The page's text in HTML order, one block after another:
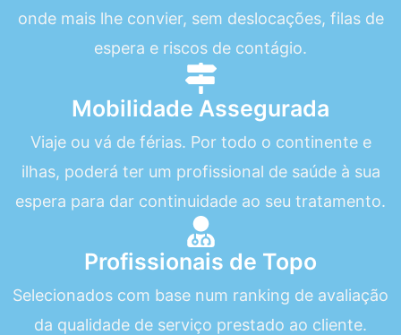
onde mais lhe convier, sem deslocações, filas de
espera e riscos de contágio.
Mobilidade Assegurada
Viaje ou vá de férias. Por todo o continente e
ilhas, poderá ter um profissional de saúde à sua
espera para dar continuidade ao seu tratamento.
Profissionais de Topo
Selecionados com base num ranking de avaliação
da qualidade de serviço prestado ao cliente.